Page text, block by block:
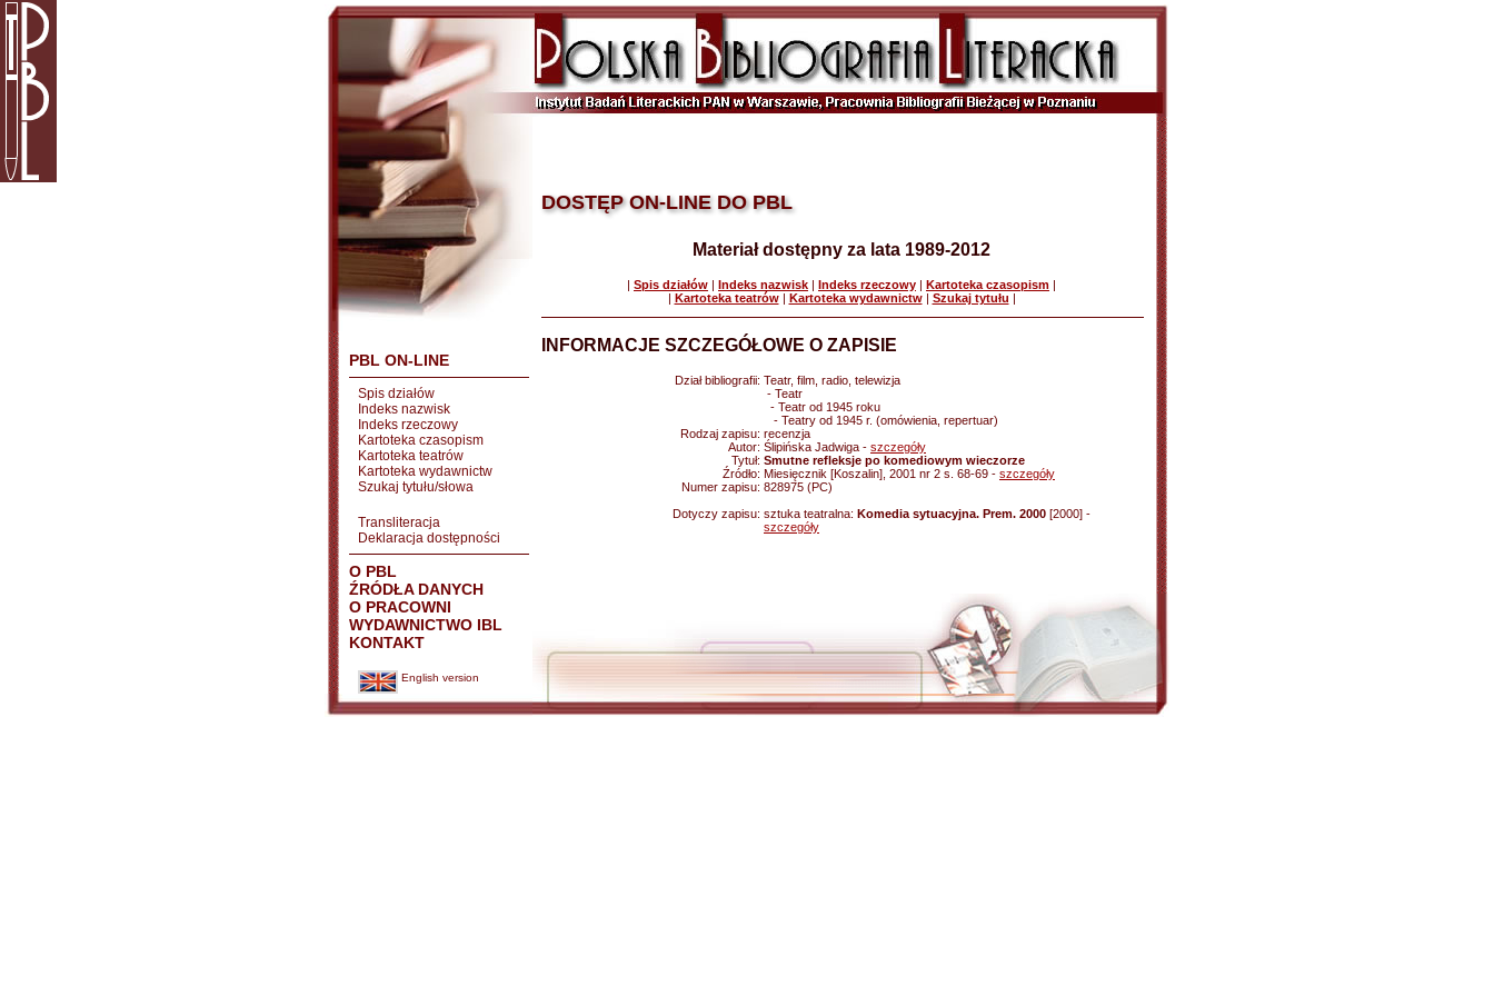
PBL ON-LINE
Spis działów
Indeks nazwisk
Indeks rzeczowy
Kartoteka czasopism
Kartoteka teatrów
Kartoteka wydawnictw
Szukaj tytułu/słowa
Transliteracja
Deklaracja dostępności
O PBL
ŹRÓDŁA DANYCH
O PRACOWNI
WYDAWNICTWO IBL
KONTAKT
English version
DOSTĘP ON-LINE DO PBL
Materiał dostępny za lata 1989-2012
| Spis działów | Indeks nazwisk | Indeks rzeczowy | Kartoteka czasopism |
| Kartoteka teatrów| Kartoteka wydawnictw| Szukaj tytułu |
INFORMACJE SZCZEGÓŁOWE O ZAPISIE
Dział bibliografii: Teatr, film, radio, telewizja
- Teatr
- Teatr od 1945 roku
- Teatry od 1945 r. (omówienia, repertuar)
Rodzaj zapisu: recenzja
Autor: Ślipińska Jadwiga - szczegóły
Tytuł: Smutne refleksje po komediowym wieczorze
Źródło: Miesięcznik [Koszalin], 2001 nr 2 s. 68-69 - szczegóły
Numer zapisu: 828975 (PC)
Dotyczy zapisu: sztuka teatralna: Komedia sytuacyjna. Prem. 2000 [2000] -
szczegóły